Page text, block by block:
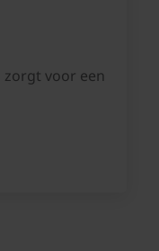
zorgt voor een